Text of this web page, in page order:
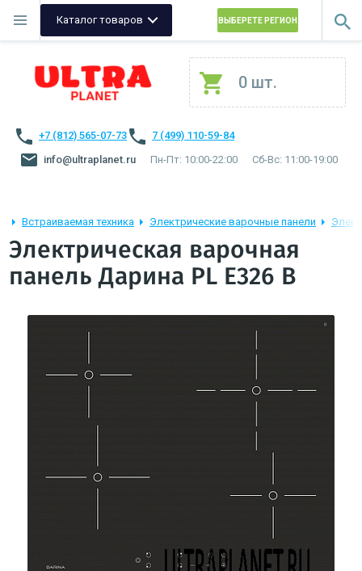
Каталог товаров ВЫБЕРЕТЕ РЕГИОН
0 шт.
+7 (812) 565-07-73
7 (499) 110-59-84
info@ultraplanet.ru
Пн-Пт: 10:00-22:00 Сб-Вс: 11:00-19:00
Встраиваемая техника Электрические варочные панели
Электрическая варочная
панель Дарина PL E326 B